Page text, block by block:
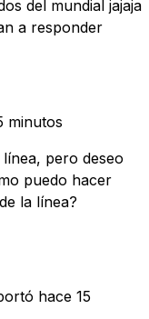
del mundial jajaja
a responder
minutos
pero deseo
puedo hacer
la línea?
hace 15